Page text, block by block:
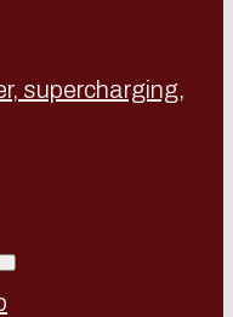
supercharging,